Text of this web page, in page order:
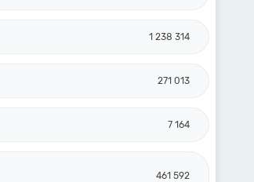
1 238 314
271 013
7 164
461 592